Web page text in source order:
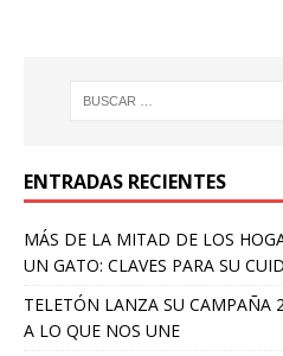
ENTRADAS RECIENTES
MÁS DE LA MITAD DE LOS
UN GATO: CLAVES PARA SU
TELETÓN LANZA SU CAMPAÑA
A LO QUE NOS UNE